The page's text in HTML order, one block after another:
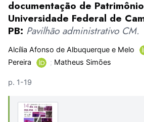
documentação de
Universidade Federal de
PB: Pavilhão administrativo CM.
Alcília Afonso de Albuquerque e Melo
Pereira
; Matheus Simões
p. 1-19